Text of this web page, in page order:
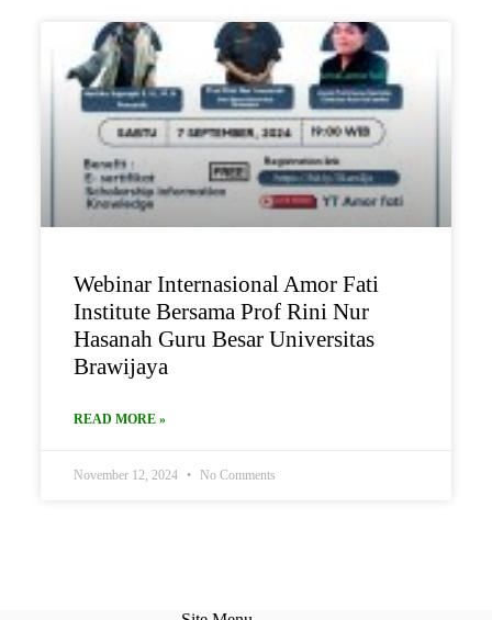
Webinar Internasional Amor Fati
Institute Bersama Prof Rini Nur
Hasanah Guru Besar Universitas
Brawijaya
READ MORE »
November 12, 2024 No Comments